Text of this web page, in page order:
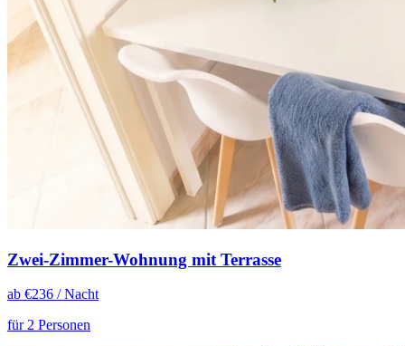
Zwei-Zimmer-Wohnung mit Terrasse
ab €236 / Nacht
für 2 Personen